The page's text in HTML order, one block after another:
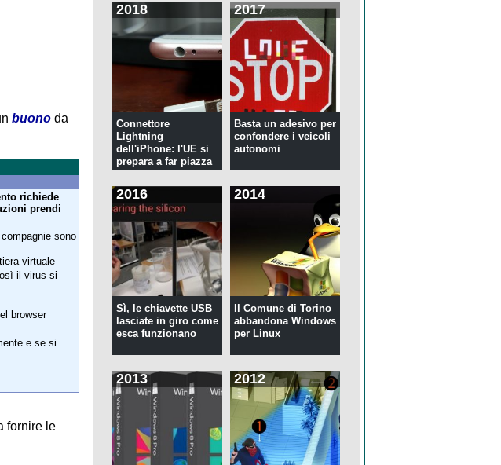
buonoda
richiede
prendi
sono
virtuale
il virus si
browser
e se si
fornire le
2018
Connettore
Lightning
dell'iPhone: l'UE si
prepara a far piazza
pulita
2017
Basta un adesivo per
confondere i veicoli
autonomi
2016
Sì, le chiavette USB
lasciate in giro come
esca funzionano
2014
Il Comune di Torino
abbandona Windows
per Linux
2013 2012